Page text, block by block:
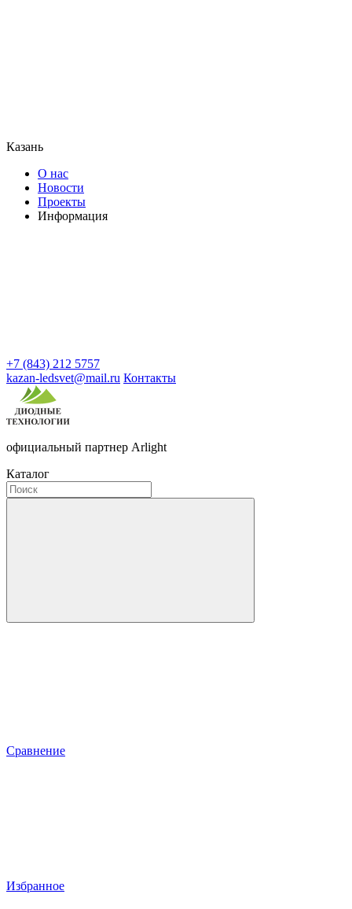
Казань
О нас
Новости
Проекты
Информация
+7 (843) 212 5757
kazan-ledsvet@mail.ru Контакты
официальный партнер Arlight
Каталог
Сравнение
Избранное